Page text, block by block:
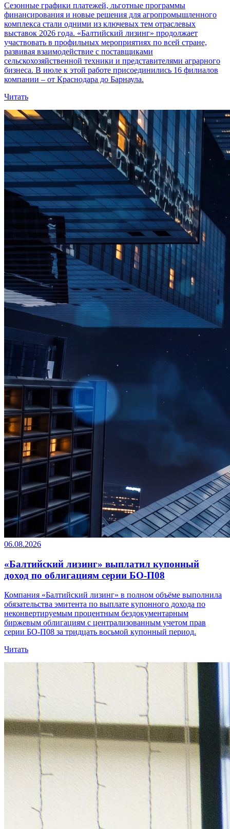
Сезонные графики платежей, льготные программы
финансирования и новые решения для агропромышленного
комплекса стали одними из ключевых тем отраслевых
выставок 2026 года. «Балтийский лизинг» продолжает
участвовать в профильных мероприятиях по всей стране,
развивая взаимодействие с поставщиками
сельскохозяйственной техники и представителями аграрного
бизнеса. В июле к этой работе присоединились 16 филиалов
компании – от Краснодара до Барнаула.
Читать
06.08.2026
«Балтийский лизинг» выплатил купонный
доход по облигациям серии БО-П08
Компания «Балтийский лизинг» в полном объёме выполнила
обязательства эмитента по выплате купонного дохода по
неконвертируемым процентным бездокументарным
биржевым облигациям с централизованным учетом прав
серии БО-П08 за тридцать восьмой купонный период.
Читать